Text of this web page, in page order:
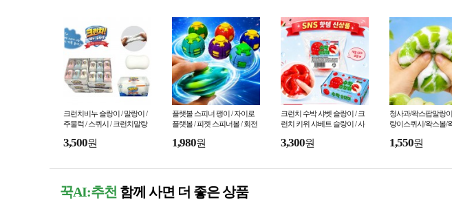
크런치비누 슬랑이 / 말랑이 /
주물럭 / 스퀴시 / 크런치말랑
젯토이
3,500원
플랫볼 스피너 팽이 / 자이로
플랫볼 / 피젯 스피너볼 / 회전
1,980원
크런치 수박 샤벳 슬랑이 / 크
런치 키위 샤베트 슬랑이 / 사
3,300원
청사과/왁스팝말랑
랑이스퀴시/왁스볼/
크림 말랑이
1,550원
꾹AI:추천 함께 사면 더 좋은 상품